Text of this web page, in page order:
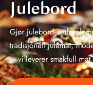
Julebord
Gjør julebordet
tradisjonell julemat,
– vi leverer smakfull